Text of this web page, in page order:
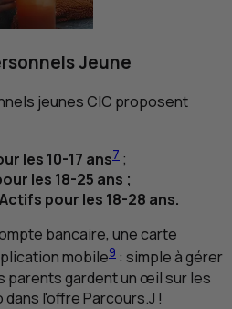
Jeune
jeunesCIC proposent
les 10-17 ans7 ;
les 18-25 ans ;
pour les 18-28 ans.
bancaire, une carte
mobile9 : simple à gérer
parents gardent un œil sur les
l'offre Parcours.J !